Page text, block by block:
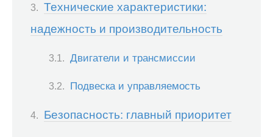
Технические характеристики:
надежность и производительность
Двигатели и трансмиссии
Подвеска и управляемость
Безопасность: главный приоритет